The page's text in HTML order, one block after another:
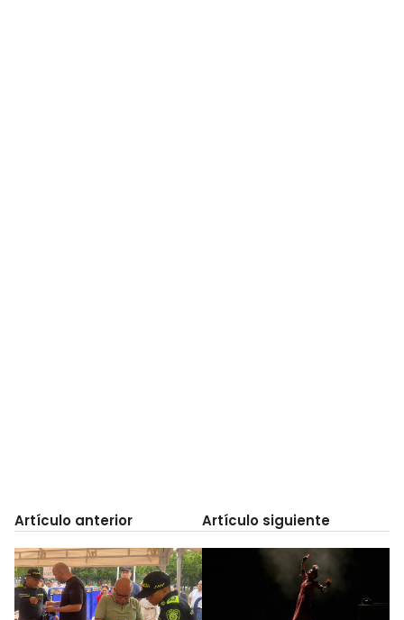
Artículo anterior Artículo siguiente